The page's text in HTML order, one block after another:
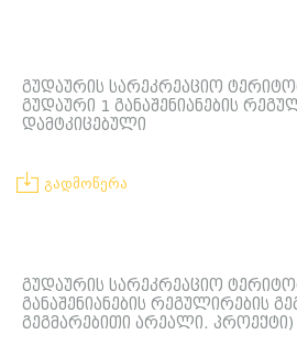
გუდაურის სარეკრეაციო
გუდაური 1 განაშენიანების
დამტკიცებული
გადმოწერა
გუდაურის სარეკრეაციო
განაშენიანების რეგულირების
გეგმარებითი არეალი.